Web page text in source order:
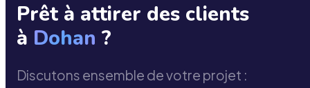
Prêt à attirer des clients
à Dohan ?
Discutons ensemble de votre projet :